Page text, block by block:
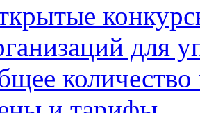
для